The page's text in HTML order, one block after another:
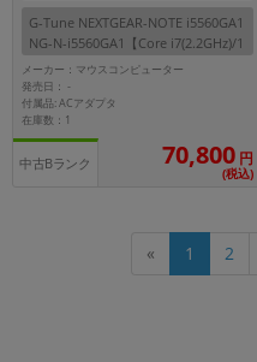
G-Tune NEXTGEAR-NOTE i5560GA1
NG-N-i5560GA1【Core i7(2.2GHz)/1
6GB/256GB SSD+1TB HDD/Win11H
ome】
メーカー：マウスコンピューター
発売日：-
付属品: ACアダプタ
在庫数：1
中古Bランク 70,800 円
(税込)
« 1 2